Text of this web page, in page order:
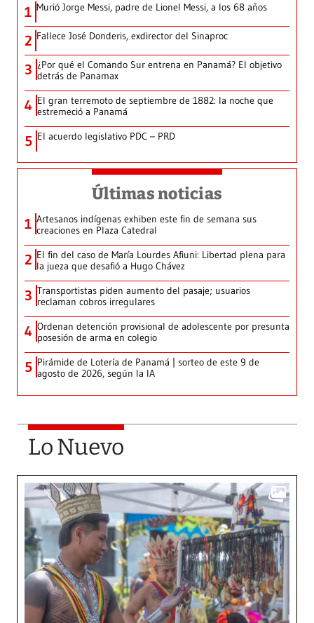
1 Murió Jorge Messi, padre de Lionel Messi, a los 68 años
2 Fallece José Donderis, exdirector del Sinaproc
3 ¿Por qué el Comando Sur entrena en Panamá? El objetivo
detrás de Panamax
4 El gran terremoto de septiembre de 1882: la noche que
estremeció a Panamá
5 El acuerdo legislativo PDC – PRD
Últimas noticias
1 Artesanos indígenas exhiben este fin de semana sus
creaciones en Plaza Catedral
2 El fin del caso de María Lourdes Afiuni: Libertad plena para
la jueza que desafió a Hugo Chávez
3 Transportistas piden aumento del pasaje; usuarios
reclaman cobros irregulares
4 Ordenan detención provisional de adolescente por presunta
posesión de arma en colegio
5 Pirámide de Lotería de Panamá | sorteo de este 9 de
agosto de 2026, según la IA
Lo Nuevo